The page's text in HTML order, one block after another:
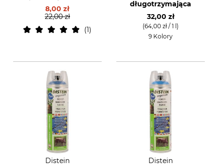
leśnych
8,00 zł
22,00 zł
1
długotrzymająca
32,00 zł
(64,00 zł / 1 l)
9 Kolory
Distein
Distein